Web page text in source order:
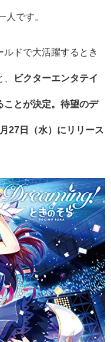
人です。
ルドで大活躍するとき
ビクターエンタテイ
ことが決定。待望のデ
月 27日（水）にリリース